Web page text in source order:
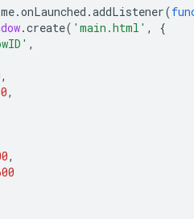
.onLaunched .addListener(
.create( 'main.html' ,
{
,
,
,
,